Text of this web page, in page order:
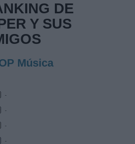
DE
Y SUS
Música
-
-
-
-